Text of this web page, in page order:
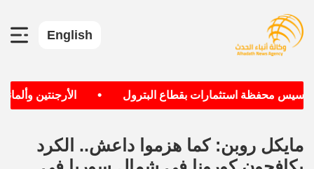
English
محفظة استثمارات بقطاع البترول الأرجنتين
مايكل روبن: كما هزموا داعش.. الكرد